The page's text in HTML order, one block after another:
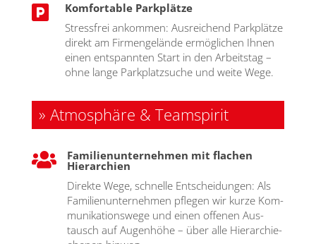

Komfortable Parkplätze
Stress­frei ankom­men: Aus­rei­chend Park­plät­ze
direkt am Fir­men­ge­län­de ermög­li­chen Ihnen
einen ent­spann­ten Start in den Arbeits­tag –
ohne lan­ge Park­platz­su­che und wei­te Wege.
» Atmosphäre & Teamspirit
 Familienunternehmen mit flachen
Hierarchien
Direk­te Wege, schnel­le Ent­schei­dun­gen: Als
Fami­li­en­un­ter­neh­men pfle­gen wir kur­ze Kom­
mu­ni­ka­ti­ons­we­ge und einen offe­nen Aus­
tausch auf Augen­hö­he – über alle Hier­ar­chie­